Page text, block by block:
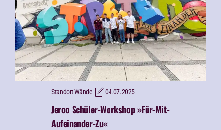
Standort Wände 04.07.2025
Jeroo Schüler-Workshop »Für-Mit-
Aufeinander-Zu«